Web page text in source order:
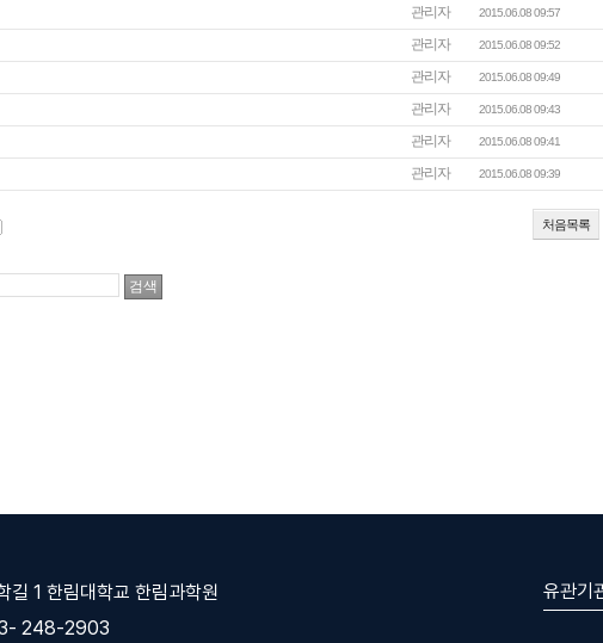
관리자 2015.06.08 09:57
관리자 2015.06.08 09:52
관리자 2015.06.08 09:49
관리자 2015.06.08 09:43
관리자 2015.06.08 09:41
관리자 2015.06.08 09:39
처음목록
1 한림대학교 한림과학원
248-2903
유관기